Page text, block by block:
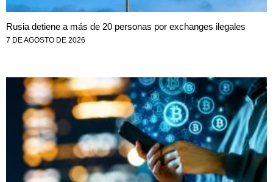
Rusia detiene a más de 20 personas por exchanges ilegales
7 DE AGOSTO DE 2026